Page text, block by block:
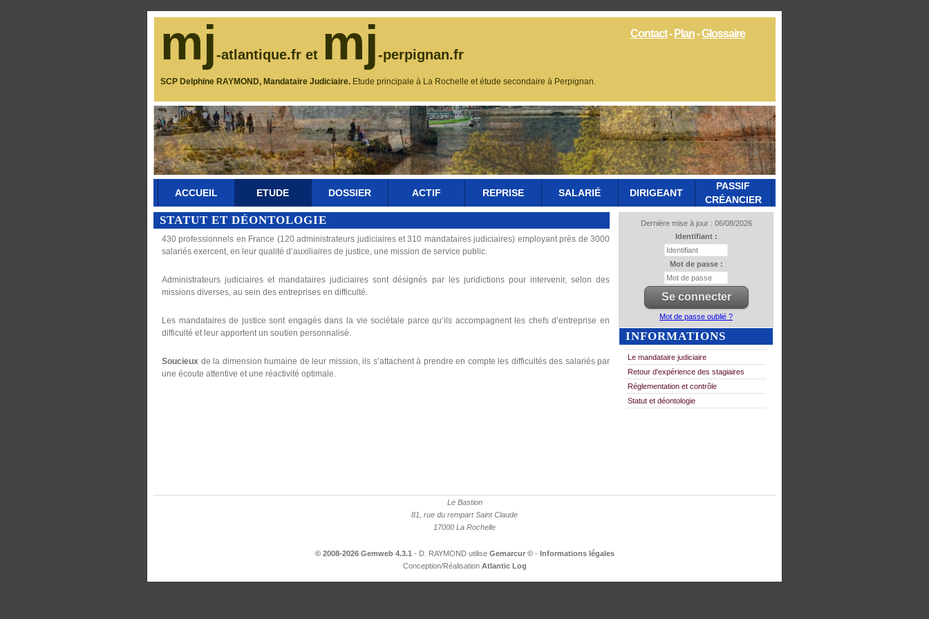
mj-atlantique.fr et mj-perpignan.fr
SCP Delphine RAYMOND, Mandataire Judiciaire. Etude principale à La Rochelle et étude secondaire à Perpignan.
Contact- Plan-Glossaire
ACCUEIL ETUDE DOSSIER ACTIF REPRISE SALARIÉ DIRIGEANT
PASSIF
CRÉANCIER
Dernière mise à jour : 06/08/2026
Identifiant :
Mot de passe :
Mot de passe oublié ?
INFORMATIONS
Le mandataire judiciaire
Retour d'expérience des stagiaires
Réglementation et contrôle
Statut et déontologie
STATUT ET DÉONTOLOGIE
430 professionnels en France (120 administrateurs judiciaires et 310 mandataires judiciaires) employant près de 3000
salariés exercent, en leur qualité d’auxiliaires de justice, une mission de service public.
Administrateurs judiciaires et mandataires judiciaires sont désignés par les juridictions pour intervenir, selon des
missions diverses, au sein des entreprises en difficulté.
Les mandataires de justice sont engagés dans la vie sociétale parce qu’ils accompagnent les chefs d’entreprise en
difficulté et leur apportent un soutien personnalisé.
Soucieux de la dimension humaine de leur mission, ils s’attachent à prendre en compte les difficultés des salariés par
une écoute attentive et une réactivité optimale.
Le Bastion
81, rue du rempart Saint Claude
17000 La Rochelle
© 2008-2026 Gemweb 4.3.1 - D. RAYMOND utilise Gemarcur © - Informations légales
Conception/Réalisation Atlantic Log